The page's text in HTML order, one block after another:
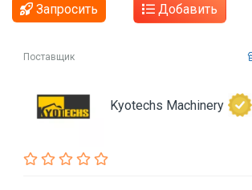
Запросить Добавить
Поставщик
Kyotechs Machinery